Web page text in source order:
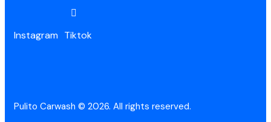
Instagram Tiktok
Pulito Carwash © 2026. All rights reserved.